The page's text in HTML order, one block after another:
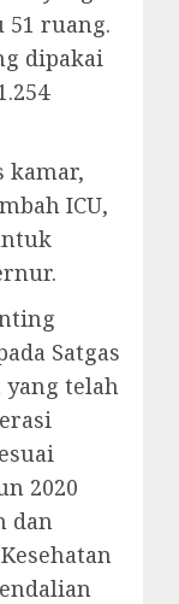
51 ruang.
dipakai
kamar,
ICU,
Satgas
yang telah
2020
dan